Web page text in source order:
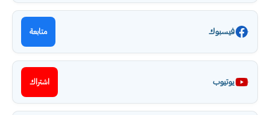
فيسبوك متابعة
يوتيوب اشتراك